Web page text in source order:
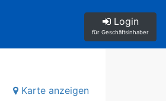
Login
für Geschäftsinhaber
Karte anzeigen